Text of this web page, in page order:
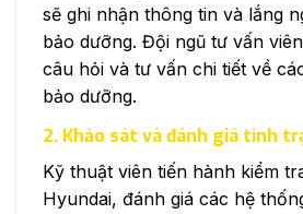
sẽ ghi nhận thông tin và lắng
bảo dưỡng. Đội ngũ tư vấn
câu hỏi và tư vấn chi tiết về
bảo dưỡng.
2. Khảo sát và đánh giá tình
Kỹ thuật viên tiến hành kiểm
Hyundai, đánh giá các hệ